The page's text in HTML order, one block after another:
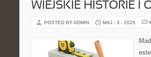
WIEJSKIE HISTORIE I
POSTED BY ADMIN MAJ - 3 - 2026